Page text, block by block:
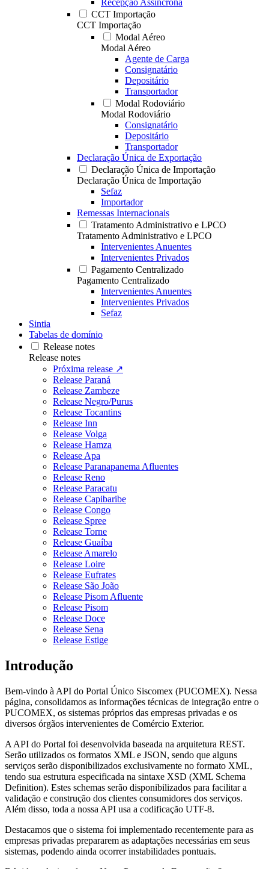
Recepção Assíncrona
CCT Importação
CCT Importação
Modal Aéreo
Modal Aéreo
Agente de Carga
Consignatário
Depositário
Transportador
Modal Rodoviário
Modal Rodoviário
Consignatário
Depositário
Transportador
Declaração Única de Exportação
Declaração Única de Importação
Declaração Única de Importação
Sefaz
Importador
Remessas Internacionais
Tratamento Administrativo e LPCO
Tratamento Administrativo e LPCO
Intervenientes Anuentes
Intervenientes Privados
Pagamento Centralizado
Pagamento Centralizado
Intervenientes Anuentes
Intervenientes Privados
Sefaz
Sintia
Tabelas de domínio
Release notes
Release notes
Próxima release ↗
Release Paraná
Release Zambeze
Release Negro/Purus
Release Tocantins
Release Inn
Release Volga
Release Hamza
Release Apa
Release Paranapanema Afluentes
Release Reno
Release Paracatu
Release Capibaribe
Release Congo
Release Spree
Release Torne
Release Guaíba
Release Amarelo
Release Loire
Release Eufrates
Release São João
Release Pisom Afluente
Release Pisom
Release Doce
Release Sena
Release Estige
Introdução
Bem-vindo à API do Portal Único Siscomex (PUCOMEX). Nessa
página, consolidamos as informações técnicas de integração entre o
PUCOMEX, os sistemas próprios das empresas privadas e os
diversos órgãos intervenientes de Comércio Exterior.
A API do Portal foi desenvolvida baseada na arquitetura REST.
Serão utilizados os formatos XML e JSON, sendo que alguns
serviços serão disponibilizados exclusivamente no formato XML,
tendo sua estrutura especificada na sintaxe XSD (XML Schema
Definition). Estes schemas serão disponibilizados para facilitar a
validação e construção dos clientes consumidores dos serviços.
Além disso, toda a nossa API usa a codificação UTF-8.
Destacamos que o sistema foi implementado recentemente para as
empresas privadas prepararem as adaptações necessárias em seus
sistemas, podendo ainda ocorrer instabilidades pontuais.